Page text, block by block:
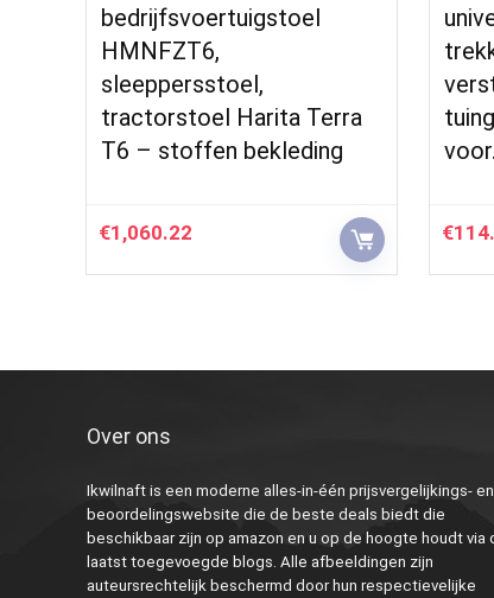
bedrijfsvoertuigstoel
HMNFZT6,
sleeppersstoel,
tractorstoel Harita Terra
T6 – stoffen bekleding
€1,060.22 €
Over ons
Ikwilnaft is een moderne alles-in-één prijsvergelijkings- en
beoordelingswebsite die de beste deals biedt die
beschikbaar zijn op amazon en u op de hoogte houdt via
laatst toegevoegde blogs. Alle afbeeldingen zijn
auteursrechtelijk beschermd door hun respectievelijke